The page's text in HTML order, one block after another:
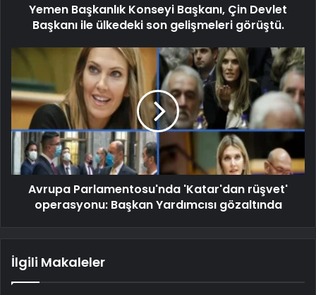
Yemen Başkanlık Konseyi Başkanı, Çin Devlet
Başkanı ile ülkedeki son gelişmeleri görüştü.
Avrupa Parlamentosu'nda 'Katar'dan rüşvet'
operasyonu: Başkan Yardımcısı gözaltında
İlgili Makaleler